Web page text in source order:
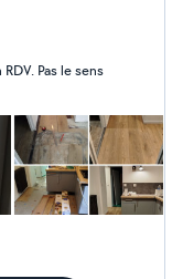
Et bien
Mon objectif est
et efficacité.
de votre
trouverons une
Pas le sens